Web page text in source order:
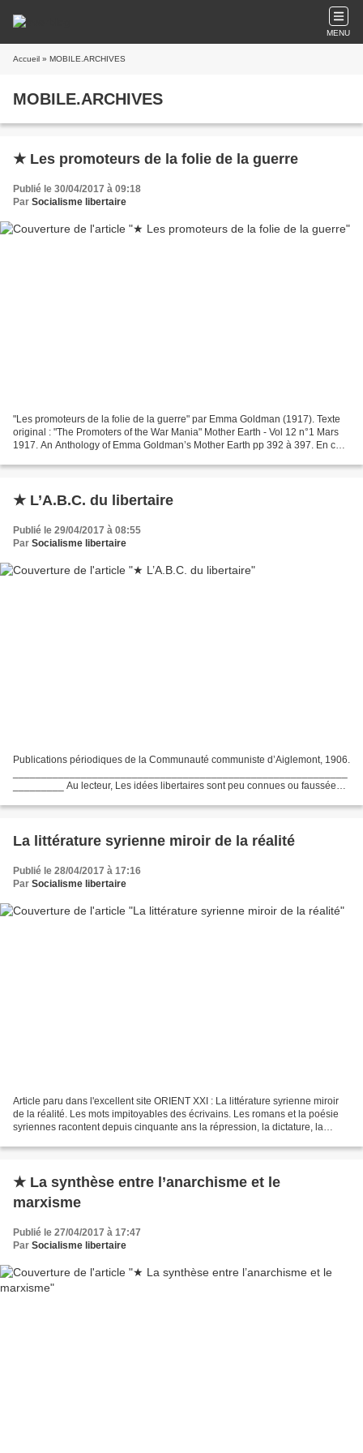
MENU
Accueil » MOBILE.ARCHIVES
MOBILE.ARCHIVES
★ Les promoteurs de la folie de la guerre
Publié le 30/04/2017 à 09:18
Par Socialisme libertaire
"Les promoteurs de la folie de la guerre" par Emma Goldman (1917). Texte
original : "The Promoters of the War Mania" Mother Earth - Vol 12 n°1 Mars
1917. An Anthology of Emma Goldman’s Mother Earth pp 392 à 397. En ce
★ L’A.B.C. du libertaire
Publié le 29/04/2017 à 08:55
Par Socialisme libertaire
Publications périodiques de la Communauté communiste d’Aiglemont, 1906.
_________ Au lecteur, Les idées libertaires sont peu connues ou faussées à
La littérature syrienne miroir de la réalité
Publié le 28/04/2017 à 17:16
Par Socialisme libertaire
Article paru dans l'excellent site ORIENT XXI : La littérature syrienne miroir
de la réalité. Les mots impitoyables des écrivains. Les romans et la poésie
syriennes racontent depuis cinquante ans la répression, la dictature, la
★ La synthèse entre l’anarchisme et le
marxisme
Publié le 27/04/2017 à 17:47
Par Socialisme libertaire